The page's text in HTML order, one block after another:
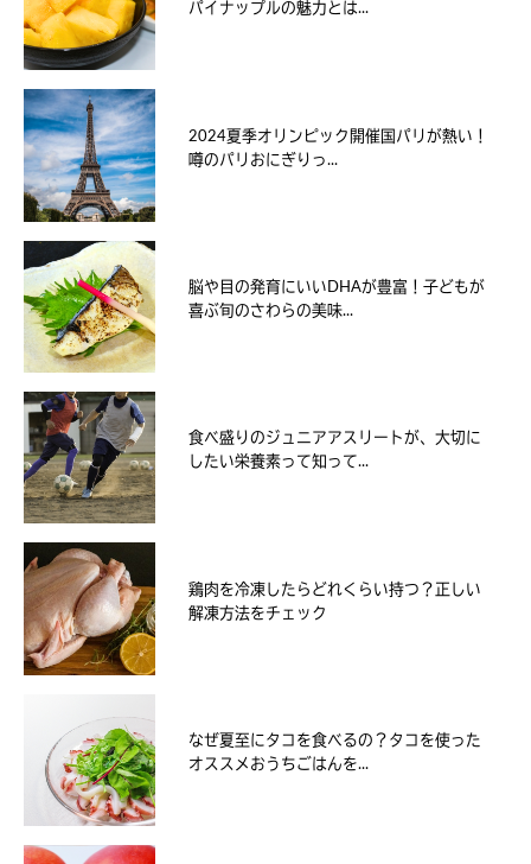
パイナップルの魅力とは...
2024夏季オリンピック開催国パリが熱い！
噂のパリおにぎりっ...
脳や目の発育にいいDHAが豊富！子どもが
喜ぶ旬のさわらの美味...
食べ盛りのジュニアアスリートが、大切に
したい栄養素って知って...
鶏肉を冷凍したらどれくらい持つ？正しい
解凍方法をチェック
なぜ夏至にタコを食べるの？タコを使った
オススメおうちごはんを...